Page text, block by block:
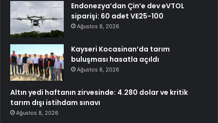
Endonezya’dan Çin’e dev eVTOL
siparişi: 60 adet VE25-100
Ağustos 8, 2026
Kayseri Kocasinan’da tarım
buluşması hasatla açıldı
Ağustos 8, 2026
Altın yedi haftanın zirvesinde: 4.280 dolar ve kritik
tarım dışı istihdam sınavı
Ağustos 8, 2026